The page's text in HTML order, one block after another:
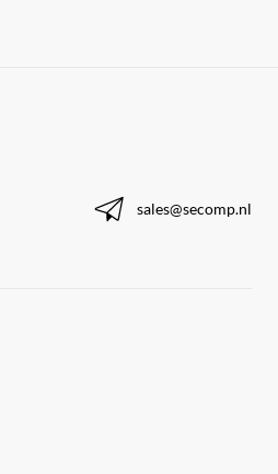
sales@secomp.nl